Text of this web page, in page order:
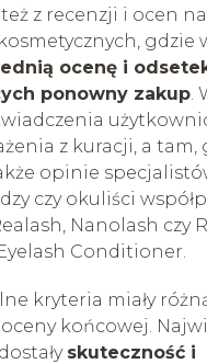
z recenzji i ocen
gdzie
ocenę i
ponowny zakup.
z kuracji, a tam,
opinie
czy okuliści
Nanolash czy
Conditioner.
kryteria miały
końcowej.
skuteczność i